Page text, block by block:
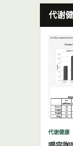
代谢
代谢健康